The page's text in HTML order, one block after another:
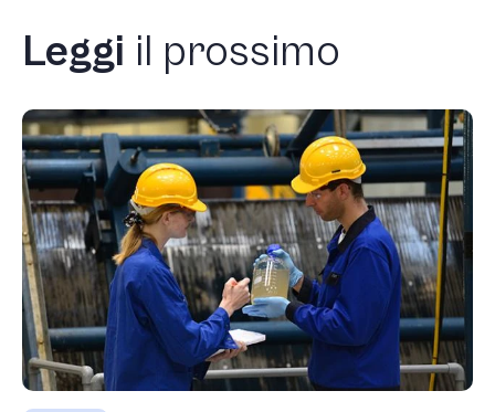
Leggi il prossimo